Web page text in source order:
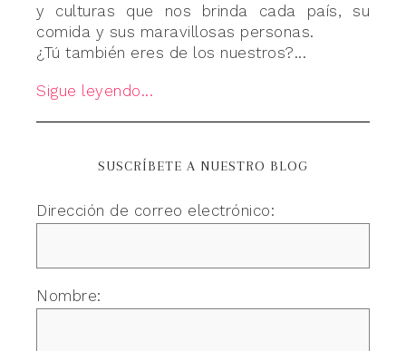
y culturas que nos brinda cada país, su
comida y sus maravillosas personas.
¿Tú también eres de los nuestros?...
Sigue leyendo...
SUSCRÍBETE A NUESTRO BLOG
Dirección de correo electrónico:
Nombre: